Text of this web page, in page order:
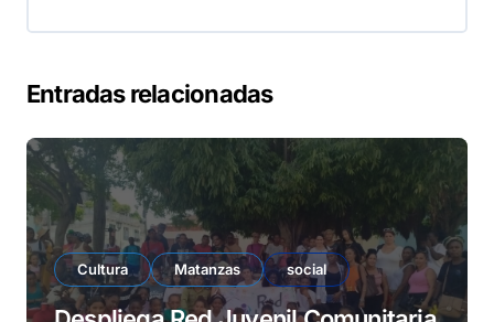
Entradas relacionadas
Cultura Matanzas social